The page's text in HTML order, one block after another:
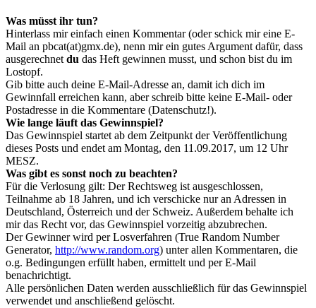
Was müsst ihr tun?
Hinterlass mir einfach einen Kommentar (oder schick mir eine E-
Mail an pbcat(at)gmx.de), nenn mir ein gutes Argument dafür, dass
ausgerechnet du das Heft gewinnen musst, und schon bist du im
Lostopf.
Gib bitte auch deine E-Mail-Adresse an, damit ich dich im
Gewinnfall erreichen kann, aber schreib bitte keine E-Mail- oder
Postadresse in die Kommentare (Datenschutz!).
Wie lange läuft das Gewinnspiel?
Das Gewinnspiel startet ab dem Zeitpunkt der Veröffentlichung
dieses Posts und endet am Montag, den 11.09.2017, um 12 Uhr
MESZ.
Was gibt es sonst noch zu beachten?
Für die Verlosung gilt: Der Rechtsweg ist ausgeschlossen,
Teilnahme ab 18 Jahren, und ich verschicke nur an Adressen in
Deutschland, Österreich und der Schweiz. Außerdem behalte ich
mir das Recht vor, das Gewinnspiel vorzeitig abzubrechen.
Der Gewinner wird per Losverfahren (True Random Number
Generator, http://www.random.org) unter allen Kommentaren, die
o.g. Bedingungen erfüllt haben, ermittelt und per E-Mail
benachrichtigt.
Alle persönlichen Daten werden ausschließlich für das Gewinnspiel
verwendet und anschließend gelöscht.